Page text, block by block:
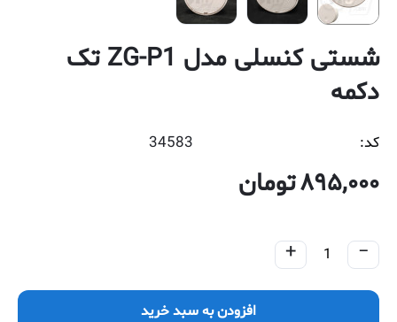
شستی کنسلی مدل ZG-P1 تک
دکمه
کد: 34583
895,000تومان
+ −
افزودن به سبد خرید